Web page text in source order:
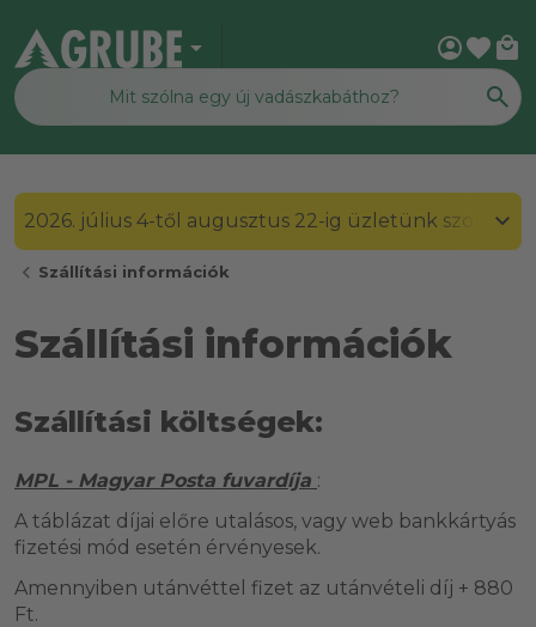
arrow_drop_down account_circlefavorite local_mall
2026. július 4-től augusztus 22-ig üzletünk
chevron_left Szállítási információk
Szállítási információk
Szállítási költségek:
MPL - Magyar Posta fuvardíja :
A táblázat díjai előre utalásos, vagy web bankkártyás
fizetési mód esetén érvényesek.
Amennyiben utánvéttel fizet az utánvételi díj + 880
Ft.